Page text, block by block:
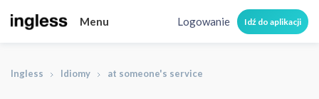
Menu Logowanie Idź do aplikacji
Ingless Idiomy at someone's service